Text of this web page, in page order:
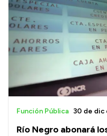
Normativa
Transparencia
Boletín Oficial
Compras y licitaciones
Río Negro abonará
Función Pública 30 de dic